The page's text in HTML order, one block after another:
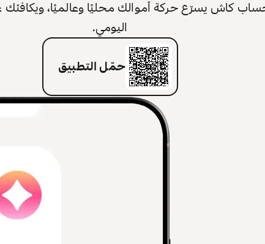
كاش يسرّع حركة أموالك محليًا وعالميًا، ويكافئك
اليومي.
حمّل التطبيق